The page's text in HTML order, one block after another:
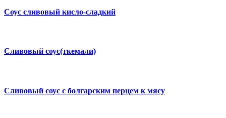
Соус сливовый кисло-сладкий
Сливовый соус(ткемали)
Сливовый соус с болгарским перцем к мясу